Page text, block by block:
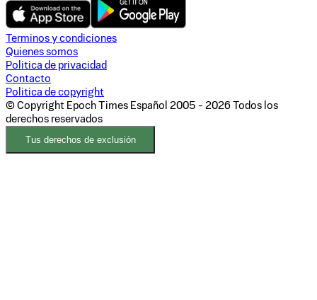
Terminos y condiciones
Quienes somos
Politica de privacidad
Contacto
Politica de copyright
© Copyright Epoch Times Español 2005 - 2026 Todos los
derechos reservados
Tus derechos de exclusión